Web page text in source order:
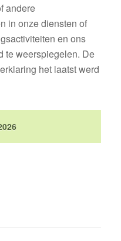
andere
in onze diensten of
en ons
te weerspiegelen. De
het laatst werd